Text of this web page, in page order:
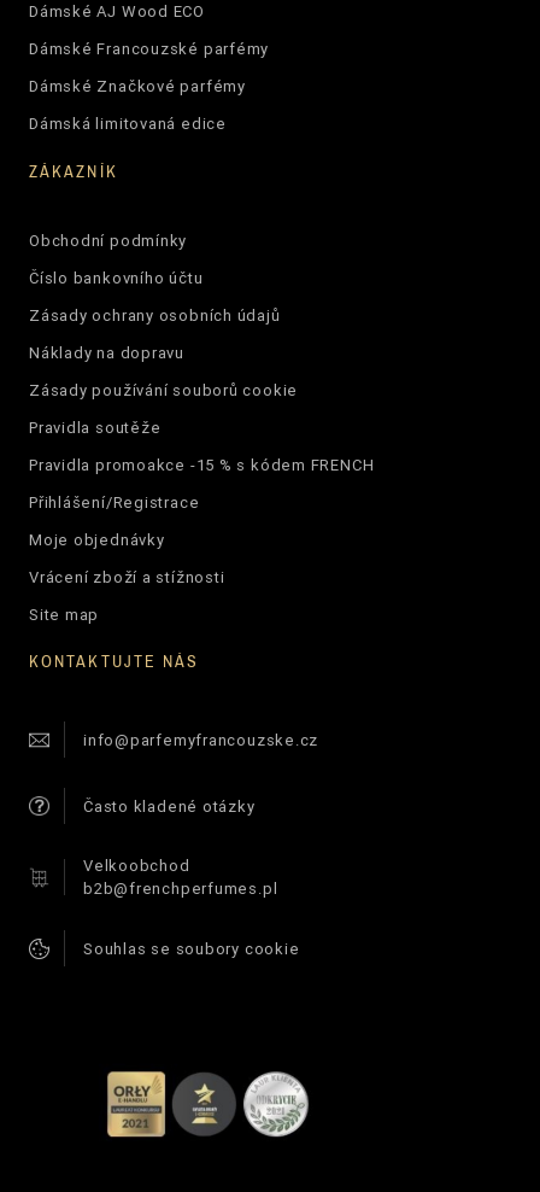
Dámské AJ Wood ECO
Dámské Francouzské parfémy
Dámské Značkové parfémy
Dámská limitovaná edice
ZÁKAZNÍK
Obchodní podmínky
Číslo bankovního účtu
Zásady ochrany osobních údajů
Náklady na dopravu
Zásady používání souborů cookie
Pravidla soutěže
Pravidla promoakce -15 % s kódem FRENCH
Přihlášení/Registrace
Moje objednávky
Vrácení zboží a stížnosti
Site map
KONTAKTUJTE NÁS
info@parfemyfrancouzske.cz
Často kladené otázky
Velkoobchod
b2b@frenchperfumes.pl
Souhlas se soubory cookie